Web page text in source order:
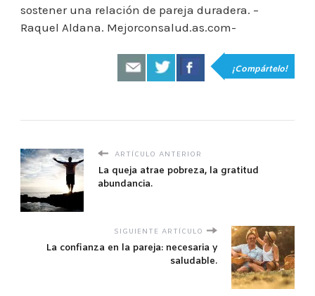
sostener una relación de pareja duradera. –
Raquel Aldana. Mejorconsalud.as.com-
¡Compártelo!
ARTÍCULO ANTERIOR
La queja atrae pobreza, la gratitud
abundancia.
SIGUIENTE ARTÍCULO
La confianza en la pareja: necesaria y
saludable.